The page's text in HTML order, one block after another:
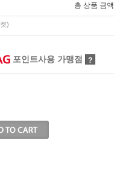
총 상품 금액
)
포인트사용 가맹점 ?